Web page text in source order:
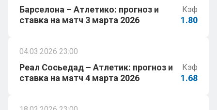
Барселона – Атлетико: прогноз и
ставка на матч 3 марта 2026
Кэф
1.80
04.03.2026 23:00
Реал Сосьедад – Атлетик: прогноз и
ставка на матч 4 марта 2026
Кэф
1.68